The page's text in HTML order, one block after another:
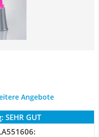
Angebote
SEHR GUT